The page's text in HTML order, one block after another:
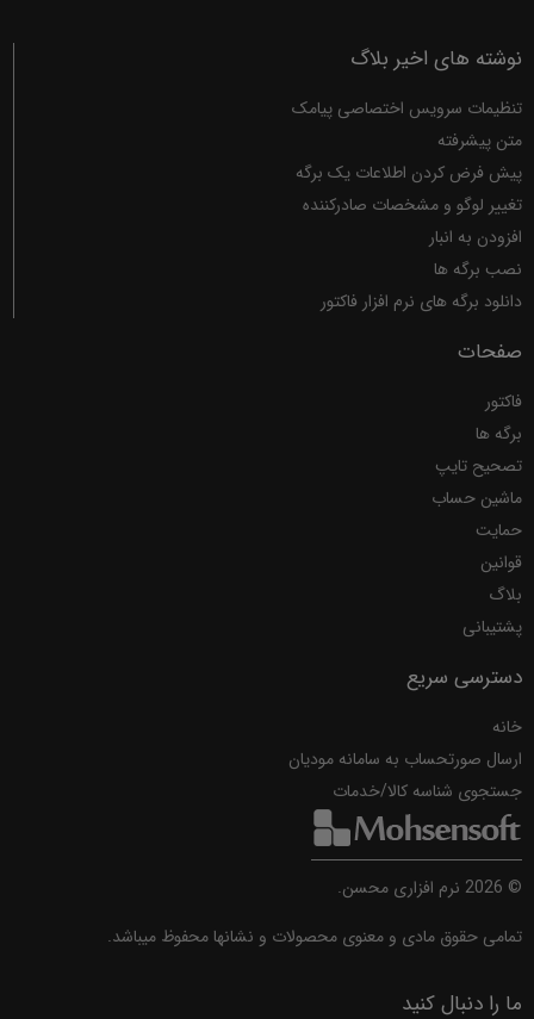
نوشته های اخیر بلاگ
تنظیمات سرویس اختصاصی پیامک
متن پیشرفته
پیش فرض کردن اطلاعات یک برگه
تغییر لوگو و مشخصات صادرکننده
افزودن به انبار
نصب برگه ها
دانلود برگه های نرم افزار فاکتور
صفحات
فاکتور
برگه ها
تصحیح تایپ
ماشین حساب
حمایت
قوانین
بلاگ
پشتیبانی
دسترسی سریع
خانه
ارسال صورتحساب به سامانه مودیان
جستجوی شناسه کالا/خدمات
©
2026 نرم افزاری محسن.
تمامی حقوق مادی و معنوی محصولات و نشانها محفوظ میباشد.
ما را دنبال کنید